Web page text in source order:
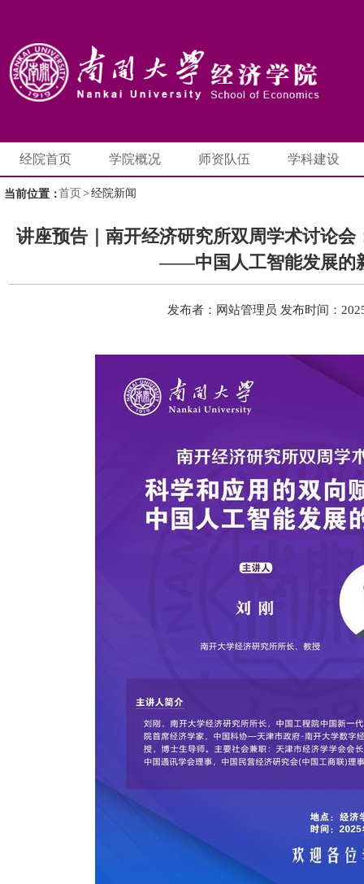
经院首页 学院概况 师资队伍 学科建设
当前位置：首页 > 经院新闻
讲座预告｜南开经济研究所双周学术讨论
——中国人工智能发展的
发布者：网站管理员 发布时间：